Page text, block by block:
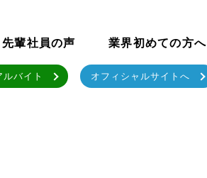
先輩社員の声 業界初めての方へ
バイト オフィシャルサイトへ